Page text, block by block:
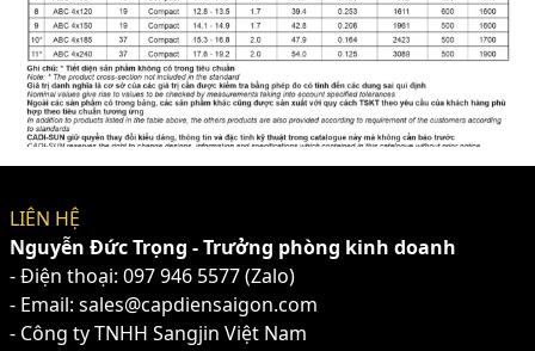
LIÊN HỆ
Nguyễn Đức Trọng - Trưởng phòng kinh doanh
- Điện thoại: 097 946 5577(Zalo)
- Email: sales@capdiensaigon.com
- Công ty TNHH Sangjin Việt Nam